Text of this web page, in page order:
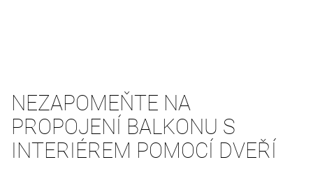
NEZAPOMEŇTE NA
PROPOJENÍ BALKONU S
INTERIÉREM POMOCÍ DVEŘÍ